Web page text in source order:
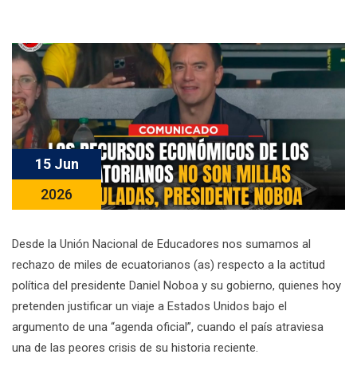
15 Jun
2026
Desde la Unión Nacional de Educadores nos sumamos al
rechazo de miles de ecuatorianos (as) respecto a la actitud
política del presidente Daniel Noboa y su gobierno, quienes hoy
pretenden justificar un viaje a Estados Unidos bajo el
argumento de una “agenda oficial”, cuando el país atraviesa
una de las peores crisis de su historia reciente.